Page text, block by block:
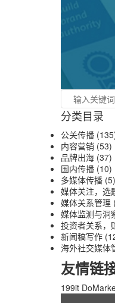
分类目录
公关传播
内容营销 (53)
品牌出海 (37)
国内传播 (10)
多媒体传播 (5)
媒体关注，选
媒体关系管理
媒体监测与洞
投资者关系，
新闻稿写作
海外社交媒体
友情链
199it